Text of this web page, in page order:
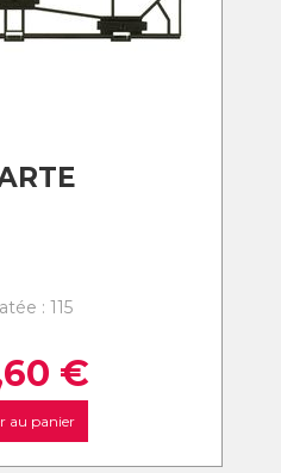
: 115
€
au panier